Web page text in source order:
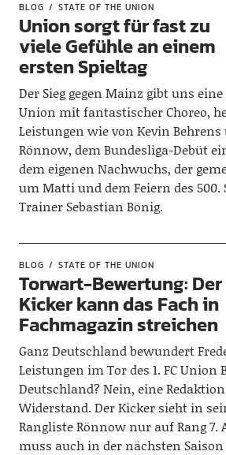
BLOG STATE OF THE UNION
Union sorgt für fast zu
viele Gefühle an einem
ersten Spieltag
Der Sieg gegen Mainz gibt uns
Union mit fantastischer Choreo,
Leistungen wie von Kevin
Rönnow, dem Bundesliga-Debüt
dem eigenen Nachwuchs, der
um Matti und dem Feiern des 500.
Trainer Sebastian Bönig.
BLOG STATE OF THE UNION
Torwart-Bewertung: Der
Kicker kann das Fach in
Fachmagazin streichen
Ganz Deutschland bewundert
Leistungen im Tor des 1. FC Union
Deutschland? Nein, eine
Widerstand. Der Kicker sieht in
Rangliste Rönnow nur auf Rang 7.
muss auch in der nächsten